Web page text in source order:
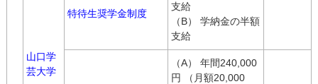
山口学
芸大学
特待生奨学金制度
支給
（B） 学納金の半額
支給
（A） 年間240,000
円 （月額20,000